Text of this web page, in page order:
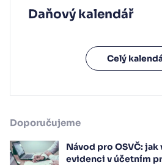
Daňový kalendář
Celý
Doporučujeme
Návod pro OSVČ:
evidenci v účetním